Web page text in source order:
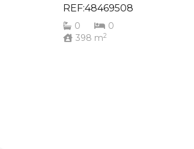
REF:48469508
0
0
398 m2